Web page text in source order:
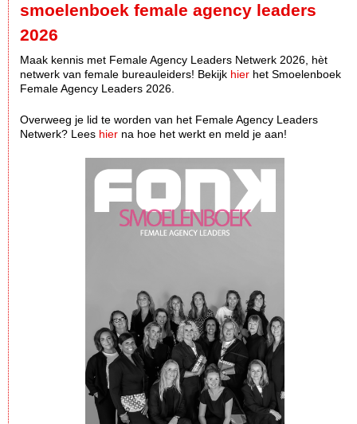
smoelenboek female agency leaders
2026
Maak kennis met Female Agency Leaders Netwerk 2026, hèt
netwerk van female bureauleiders! Bekijk hier het Smoelenboek
Female Agency Leaders 2026.
Overweeg je lid te worden van het Female Agency Leaders
Netwerk? Lees hier na hoe het werkt en meld je aan!